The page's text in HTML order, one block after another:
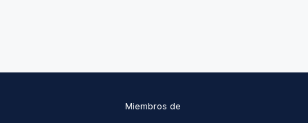
Miembros de